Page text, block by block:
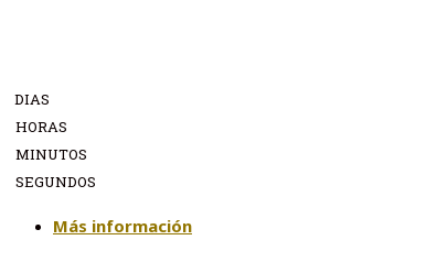
DIAS
HORAS
MINUTOS
SEGUNDOS
Más información